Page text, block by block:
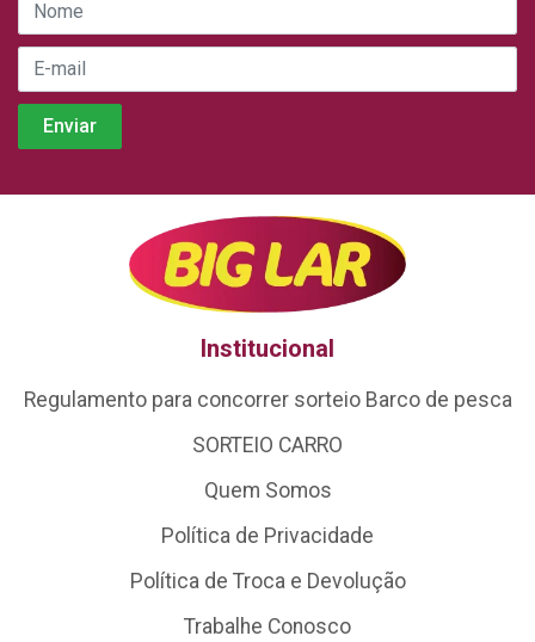
Institucional
Regulamento para concorrer sorteio Barco de pesca
SORTEIO CARRO
Quem Somos
Política de Privacidade
Política de Troca e Devolução
Trabalhe Conosco